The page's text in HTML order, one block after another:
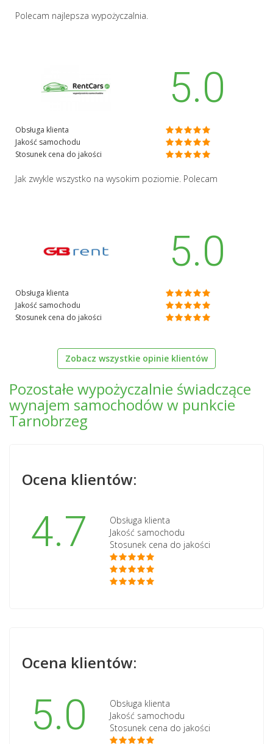
Polecam najlepsza wypożyczalnia.
5.0
Obsługa klienta
Jakość samochodu
Stosunek cena do jakości
Jak zwykle wszystko na wysokim poziomie. Polecam
5.0
Obsługa klienta
Jakość samochodu
Stosunek cena do jakości
Zobacz wszystkie opinie klientów
Pozostałe wypożyczalnie świadczące
wynajem samochodów w punkcie
Tarnobrzeg
Ocena klientów:
4.7
Obsługa klienta
Jakość samochodu
Stosunek cena do jakości
Ocena klientów:
5.0
Obsługa klienta
Jakość samochodu
Stosunek cena do jakości